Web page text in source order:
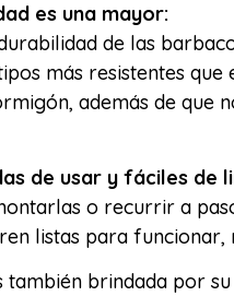
es una mayor:
de las
más resistentes
además de que
de usar y fáciles de
o recurrir a
listas para
también brindada por